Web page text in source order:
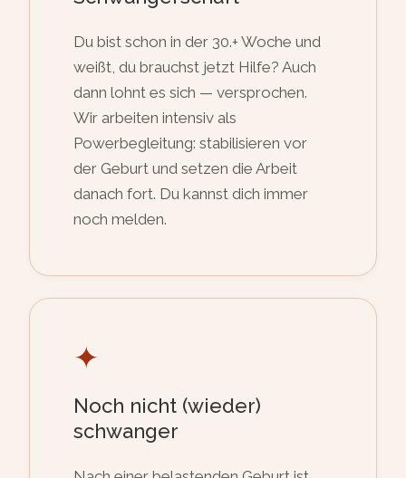
Du bist schon in der 30.+ Woche und
weißt, du brauchst jetzt Hilfe? Auch
dann lohnt es sich — versprochen.
Wir arbeiten intensiv als
Powerbegleitung: stabilisieren vor
der Geburt und setzen die Arbeit
danach fort. Du kannst dich immer
noch melden.
✦
Noch nicht (wieder)
schwanger